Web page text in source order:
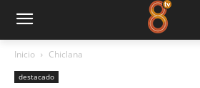
Inicio Chiclana
destacado